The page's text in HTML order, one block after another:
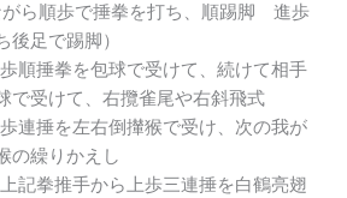
ら順歩で捶拳を打ち、順踢脚 進歩
足で踢脚）
捶拳を包球で受けて、続けて相手
で受けて、右攬雀尾や右斜飛式
捶を左右倒攆猴で受け、次の我が
の繰りかえし
拳推手から上歩三連捶を白鶴亮翅